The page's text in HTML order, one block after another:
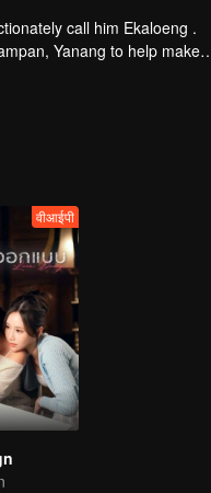
call him Ekaloeng .
Yanang to help make
despite her high Tide by
वीआईपी